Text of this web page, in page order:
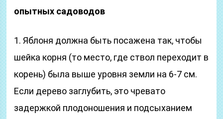
опытных садоводов
1. Яблоня должна быть посажена так, чтобы
шейка корня (то место, где ствол переходит в
корень) была выше уровня земли на 6-7 см.
Если дерево заглубить, это чревато
задержкой плодоношения и подсыханием